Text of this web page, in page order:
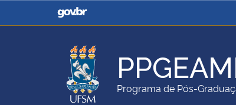
Casa Civil
Ministério da
Ministério da Agricultura,
Pecuária e Abastecimento
Ministério da
Programa de Pós-